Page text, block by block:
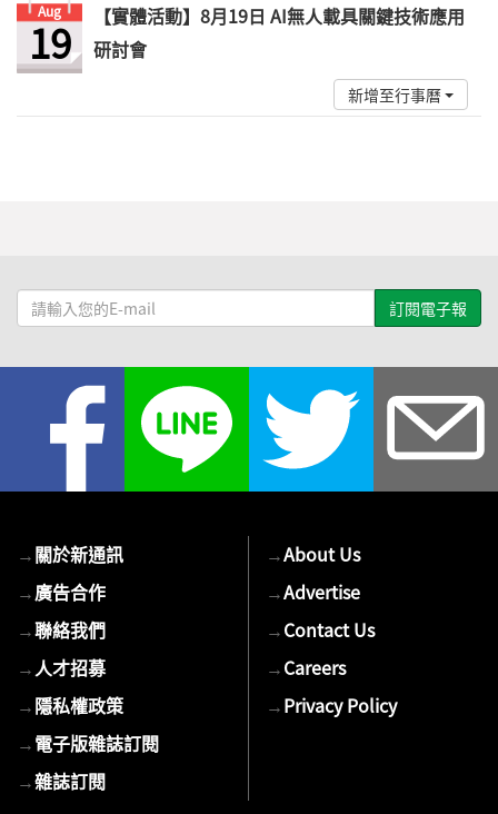
Aug
19
【實體活動】8月19日 AI無人載具關鍵技術應用
研討會
新增至行事曆
請
輸
→關於新通訊
→廣告合作
→聯絡我們
→人才招募
→隱私權政策
→電子版雜誌訂閱
→雜誌訂閱
→About Us
→Advertise
→Contact Us
→Careers
→Privacy Policy